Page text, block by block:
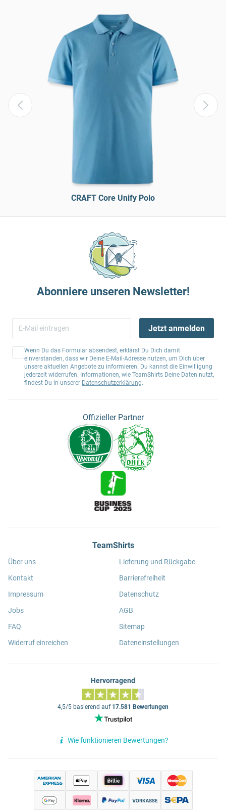
CRAFT Core Unify Polo
Abonniere unseren Newsletter!
Jetzt anmelden
Wenn Du das Formular absendest, erklärst Du Dich damit
einverstanden, dass wir Deine E-Mail-Adresse nutzen, um Dich über
unsere aktuellen Angebote zu informieren. Du kannst die Einwilligung
jederzeit widerrufen. Informationen, wie TeamShirts Deine Daten nutzt,
findest Du in unserer Datenschutzerklärung.
Offizieller Partner
TeamShirts
Über uns
Kontakt
Impressum
Jobs
FAQ
Widerruf einreichen
Lieferung und Rückgabe
Barrierefreiheit
Datenschutz
AGB
Sitemap
Dateneinstellungen
Hervorragend
4,5/5 basierend auf 17.581 Bewertungen
Wie funktionieren Bewertungen?